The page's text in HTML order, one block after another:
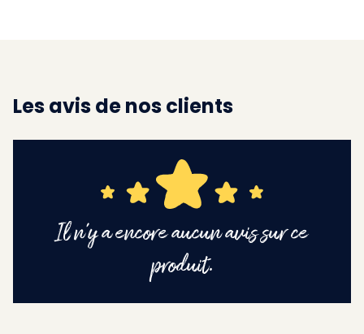
Les avis de nos clients
Il n'y a encore aucun avis sur ce
produit.